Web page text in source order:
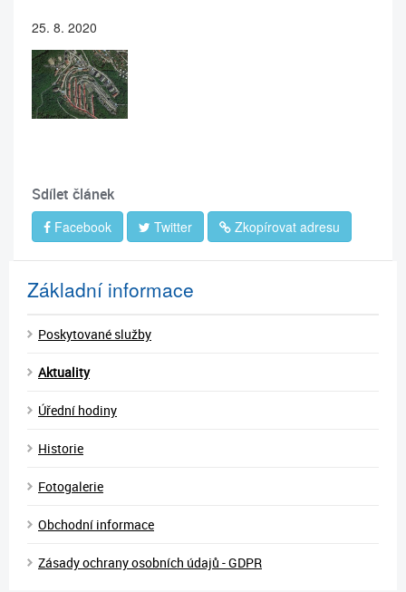
25. 8. 2020
Sdílet článek
Facebook Twitter Zkopírovat adresu
Základní informace
Poskytované služby
Aktuality
Úřední hodiny
Historie
Fotogalerie
Obchodní informace
Zásady ochrany osobních údajů - GDPR